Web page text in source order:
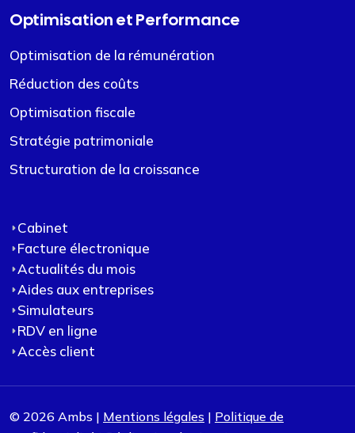
Optimisation et Performance
Optimisation de la rémunération
Réduction des coûts
Optimisation fiscale
Stratégie patrimoniale
Structuration de la croissance
Cabinet
Facture électronique
Actualités du mois
Aides aux entreprises
Simulateurs
RDV en ligne
Accès client
© 2026 Ambs | Mentions légales | Politique de